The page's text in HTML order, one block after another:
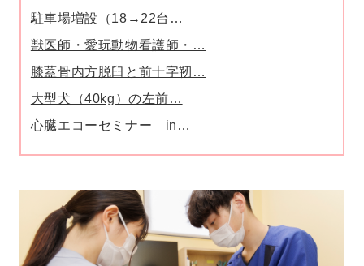
駐車場増設（18→22台…
獣医師・愛玩動物看護師・…
膝蓋骨内方脱臼と前十字靭…
大型犬（40kg）の左前…
心臓エコーセミナー in…